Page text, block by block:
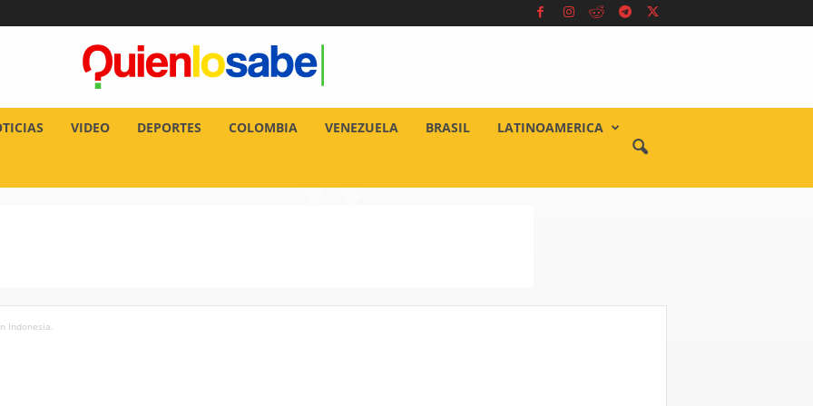
VIDEO DEPORTES COLOMBIA VENEZUELA BRASIL LATINOAMERICA
Indonesia.